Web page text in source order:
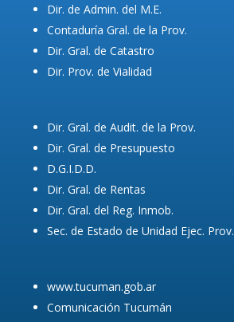
Dir. de Admin. del M.E.
Contaduría Gral. de la Prov.
Dir. Gral. de Catastro
Dir. Prov. de Vialidad
Dir. Gral. de Audit. de la Prov.
Dir. Gral. de Presupuesto
D.G.I.D.D.
Dir. Gral. de Rentas
Dir. Gral. del Reg. Inmob.
Sec. de Estado de Unidad Ejec. Prov.
www.tucuman.gob.ar
Comunicación Tucumán